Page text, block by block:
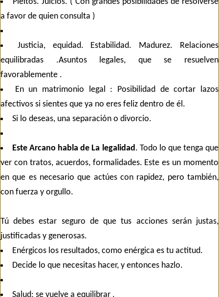
a favor de quien consulta )
Justicia, equidad. Estabilidad. Madurez. Relaciones
equilibradas .Asuntos legales, que se resuelven
favorablemente .
En un matrimonio legal : Posibilidad de cortar lazos
afectivos si sientes que ya no eres feliz dentro de él.
Si lo deseas, una separación o divorcio.
Este Arcano habla de La legalidad. Todo lo que tenga que
ver con tratos, acuerdos, formalidades. Este es un momento
en que es necesario que actúes con rapidez, pero también,
con fuerza y orgullo.
Tú debes estar seguro de que tus acciones serán justas,
justificadas y generosas.
Enérgicos los resultados, como enérgica es tu actitud.
Decide lo que necesitas hacer, y entonces hazlo.
Salud: se vuelve a equilibrar .